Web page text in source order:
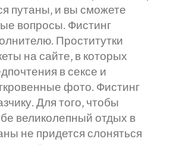
путаны, и вы сможете
вопросы. Фистинг
Проститутки
на сайте, в которых
в сексе и
фото. Фистинг
Для того, чтобы
великолепный отдых в
не придется слоняться